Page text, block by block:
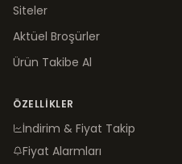
Siteler
Aktüel Broşürler
Ürün Takibe Al
ÖZELLIKLER
İndirim & Fiyat Takip
Fiyat Alarmları